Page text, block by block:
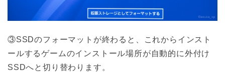
③SSDのフォーマットが終わると、これからインスト
ールするゲームのインストール場所が自動的に外付け
SSDへと切り替わります。